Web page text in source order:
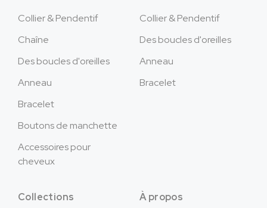
Collier & Pendentif
Chaîne
Des boucles d'oreilles
Anneau
Bracelet
Boutons de manchette
Accessoires pour
cheveux
Collier & Pendentif
Des boucles d'oreilles
Anneau
Bracelet
Collections
À propos